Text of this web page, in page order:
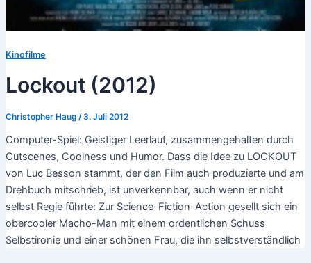
Kinofilme
Lockout (2012)
Christopher Haug /3. Juli 2012
Computer-Spiel: Geistiger Leerlauf, zusammengehalten durch
Cutscenes, Coolness und Humor. Dass die Idee zu LOCKOUT
von Luc Besson stammt, der den Film auch produzierte und am
Drehbuch mitschrieb, ist unverkennbar, auch wenn er nicht
selbst Regie führte: Zur Science-Fiction-Action gesellt sich ein
obercooler Macho-Man mit einem ordentlichen Schuss
Selbstironie und einer schönen Frau, die ihn selbstverständlich